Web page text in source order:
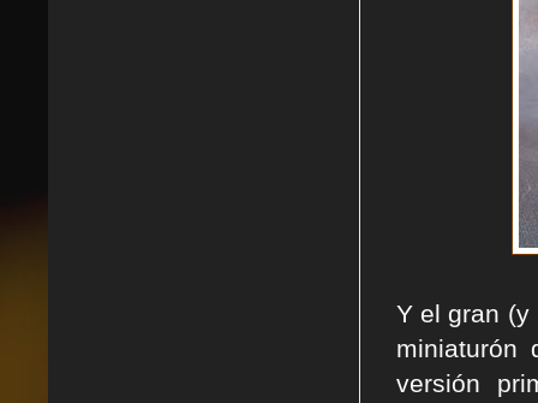
Y el gran (y
miniaturón
versión